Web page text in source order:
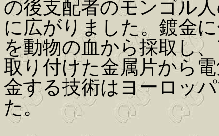
の後支配者のモンゴル
に広がりました。鍍金
を動物の血から採取し
取り付けた金属片から
金する技術はヨーロッ
た。